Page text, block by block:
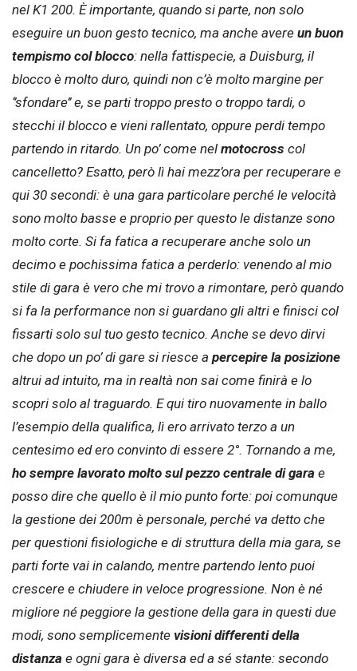
nel K1 200. È importante, quando si parte, non solo
eseguire un buon gesto tecnico, ma anche avere un buon
tempismo col blocco: nella fattispecie, a Duisburg, il
blocco è molto duro, quindi non c’è molto margine per
‘’sfondare’’ e, se parti troppo presto o troppo tardi, o
stecchi il blocco e vieni rallentato, oppure perdi tempo
partendo in ritardo. Un po’ come nel motocross col
cancelletto? Esatto, però lì hai mezz’ora per recuperare e
qui 30 secondi: è una gara particolare perché le velocità
sono molto basse e proprio per questo le distanze sono
molto corte. Si fa fatica a recuperare anche solo un
decimo e pochissima fatica a perderlo: venendo al mio
stile di gara è vero che mi trovo a rimontare, però quando
si fa la performance non si guardano gli altri e finisci col
fissarti solo sul tuo gesto tecnico. Anche se devo dirvi
che dopo un po’ di gare si riesce a percepire la posizione
altrui ad intuito, ma in realtà non sai come finirà e lo
scopri solo al traguardo. E qui tiro nuovamente in ballo
l’esempio della qualifica, lì ero arrivato terzo a un
centesimo ed ero convinto di essere 2°. Tornando a me,
ho sempre lavorato molto sul pezzo centrale di gara e
posso dire che quello è il mio punto forte: poi comunque
la gestione dei 200m è personale, perché va detto che
per questioni fisiologiche e di struttura della mia gara, se
parti forte vai in calando, mentre partendo lento puoi
crescere e chiudere in veloce progressione. Non è né
migliore né peggiore la gestione della gara in questi due
modi, sono semplicemente visioni differenti della
distanza e ogni gara è diversa ed a sé stante: secondo